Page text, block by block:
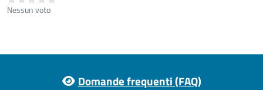
Nessun voto
Domande frequenti (FAQ)